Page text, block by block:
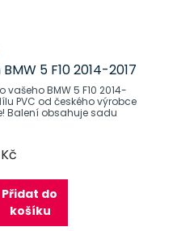
5 F10 2014-2017
BMW 5 F10 2014-
PVC od českého výrobce
Balení obsahuje sadu
Přidat do
košíku